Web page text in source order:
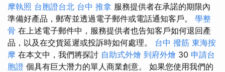
摩執照 台胞證台北 台中 推拿 服務提供者在承諾的期限內
準備好產品，郵寄並透過電子郵件或電話通知客戶。 學整
骨 在上述電子郵件中，服務提供者也告知客戶如何退回產
品，以及在交貨延遲或投訴時如何處理。 台中 撥筋 東海按
摩 在本文中，我們將探討 自助式外燴 到府外燴 30 申請台
胞證 個具有巨大潛力的單人商業創意。 如果您使用我們的